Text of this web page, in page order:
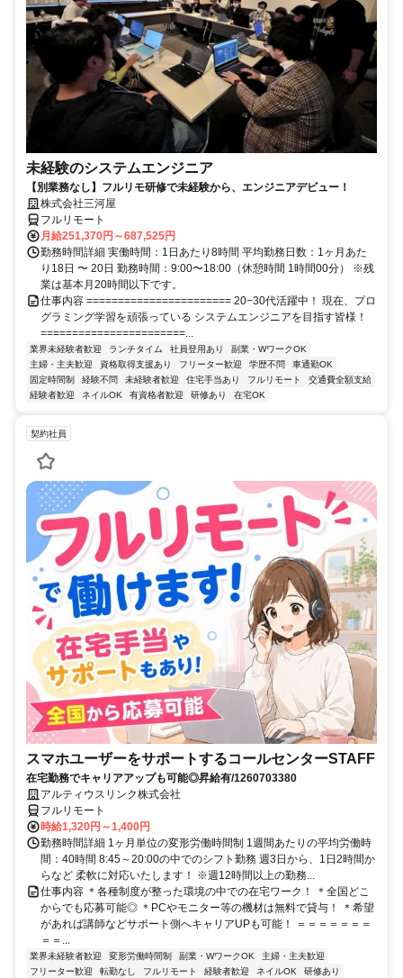
未経験のシステムエンジニア
【別業務なし】フルリモ研修で未経験から、エンジニアデビュー！
株式会社三河屋
フルリモート
月給251,370円～687,525円
勤務時間詳細 実働時間：1日あたり8時間 平均勤務日数：1ヶ月あた
り18日 〜 20日 勤務時間：9:00〜18:00（休憩時間 1時間00分） ※残
業は基本月20時間以下です。
仕事内容 ======================= 20−30代活躍中！ 現在、プロ
グラミング学習を頑張っている システムエンジニアを目指す皆様！
=======================...
業界未経験者歓迎 ランチタイム 社員登用あり
副業・WワークOK
主婦・主夫歓迎
資格取得支援あり フリーター歓迎 学歴不問
車通勤OK
固定時間制
経験不問 未経験者歓迎 住宅手当あり フルリモート
交通費全額支給
経験者歓迎
ネイルOK 有資格者歓迎 研修あり 在宅OK
契約社員
スマホユーザーをサポートするコールセンターSTAFF
在宅勤務でキャリアアップも可能◎昇給有/1260703380
アルティウスリンク株式会社
フルリモート
時給1,320円～1,400円
勤務時間詳細 1ヶ月単位の変形労働時間制 1週間あたりの平均労働時
間：40時間 8:45～20:00の中でのシフト勤務 週3日から、1日2時間か
らなど 柔軟に対応いたします！ ※週12時間以上の勤務...
仕事内容 ＊各種制度が整った環境の中での在宅ワーク！ ＊全国どこ
からでも応募可能◎ ＊PCやモニター等の機材は無料で貸与！ ＊希望
があれば講師などサポート側へキャリアUPも可能！ ＝＝＝＝＝＝＝
＝＝...
業界未経験者歓迎 変形労働時間制 副業・WワークOK
主婦・主夫歓迎
フリーター歓迎
転勤なし フルリモート 経験者歓迎 ネイルOK
研修あり